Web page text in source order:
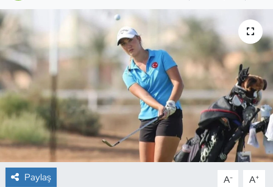
Paylaş A- A+
Buz Hokeyi
Buz Pateni
Çim Hokeyi
Cimnastik
Curling
Dağcılık